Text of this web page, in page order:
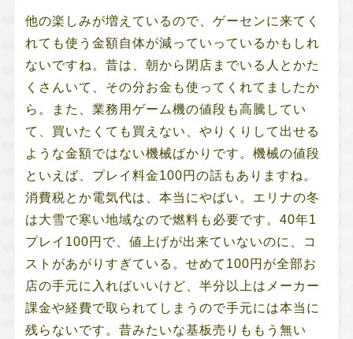
他の楽しみが増えているので、ゲーセンに来てく
れても使う金額自体が減っていっているかもしれ
ないですね。昔は、朝から閉店までいる人とかた
くさんいて、その分お金も使ってくれてましたか
ら。また、業務用ゲーム機の値段も高騰してい
て、買いたくても買えない、やりくりして出せる
ような金額ではない機械ばかりです。機械の値段
といえば、プレイ料金100円の話もありますね。
消費税とか電気代は、本当にやばい。エリナの冬
は大雪で寒い地域なので燃料も必要です。40年1
プレイ100円で、値上げが出来ていないのに、コ
ストがあがりすぎている。せめて100円が全部お
店の手元に入ればいいけど、半分以上はメーカー
課金や経費で取られてしまうので手元には本当に
残らないです。昔みたいな基板売りももう無い